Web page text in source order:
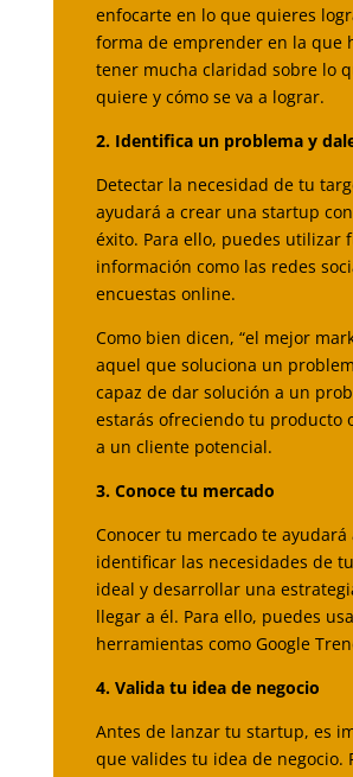
enfocarte en lo que quieres
forma de emprender en la que
tener mucha claridad sobre lo
quiere y cómo se va a lograr.
2. Identifica un problema y
Detectar la necesidad de tu
ayudará a crear una startup
éxito. Para ello, puedes utilizar
información como las redes
encuestas online.
Como bien dicen, “el mejor
aquel que soluciona un
capaz de dar solución a un
estarás ofreciendo tu producto
a un cliente potencial.
3. Conoce tu mercado
Conocer tu mercado te ayudará
identificar las necesidades de
ideal y desarrollar una
llegar a él. Para ello, puedes
herramientas como Google
4. Valida tu idea de negocio
Antes de lanzar tu startup, es
que valides tu idea de negocio.